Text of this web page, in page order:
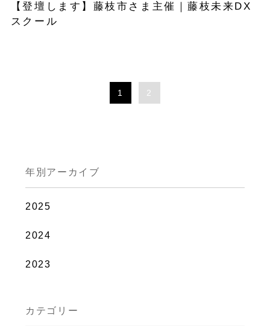
【登壇します】藤枝市さま主催｜藤枝未来DX
スクール
1 2
年別アーカイブ
2025
2024
2023
カテゴリー